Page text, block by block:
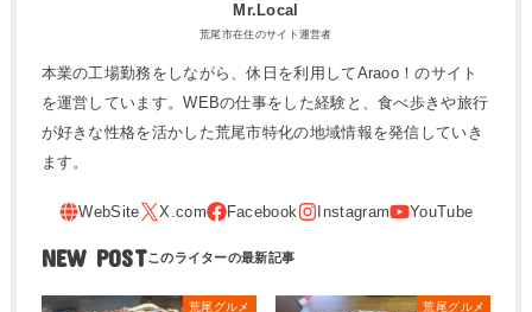
Mr.Local
荒尾市在住のサイト運営者
本業の工場勤務をしながら、休日を利用してAraoo！のサイト
を運営しています。WEBの仕事をした経験と、食べ歩きや旅行
が好きな性格を活かした荒尾市特化の地域情報を発信していき
ます。
NEW POST
荒尾グルメ 荒尾グルメ